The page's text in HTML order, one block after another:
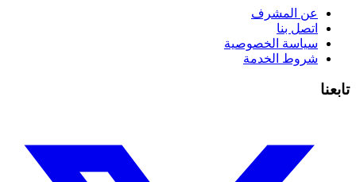
عن المشرف
اتصل بنا
سياسة الخصوصية
شروط الخدمة
تابعنا